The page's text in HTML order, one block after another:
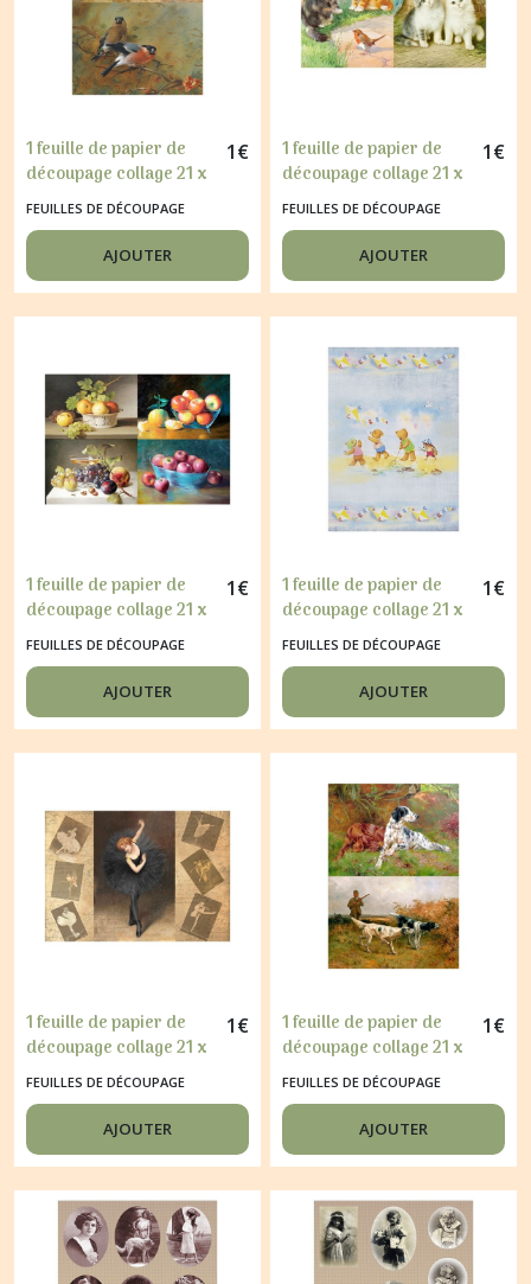
1 feuille de papier de
découpage collage 21 x
29,7 cm OISEAU 62
1€
FEUILLES DE DÉCOUPAGE
AJOUTER
1 feuille de papier de
découpage collage 21 x
29,7 cm CHAT 132
1€
FEUILLES DE DÉCOUPAGE
AJOUTER
1 feuille de papier de
découpage collage 21 x
29,7 cm CORBEILLE DE
FRUITS 242
1€
FEUILLES DE DÉCOUPAGE
AJOUTER
1 feuille de papier de
découpage collage 21 x
29,7 cm OURSON PLAGE
115
1€
FEUILLES DE DÉCOUPAGE
AJOUTER
1 feuille de papier de
découpage collage 21 x
29,7 cm DANSEUSE
RETRO 231
1€
FEUILLES DE DÉCOUPAGE
AJOUTER
1 feuille de papier de
découpage collage 21 x
29,7 cm CHIENS DE
CHASSE 250
1€
FEUILLES DE DÉCOUPAGE
AJOUTER